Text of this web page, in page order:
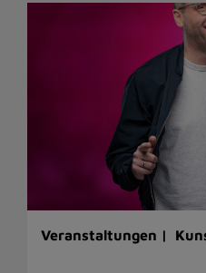
Veranstaltungen |